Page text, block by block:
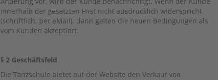
innerhalb der gesetzten Frist nicht ausdrücklich widerspricht
(schriftlich, per eMail), dann gelten die neuen Bedingungen als
vom Kunden akzeptiert.
§ 2 Geschäftsfeld
Die Tanzschule bietet auf der Website den Verkauf von